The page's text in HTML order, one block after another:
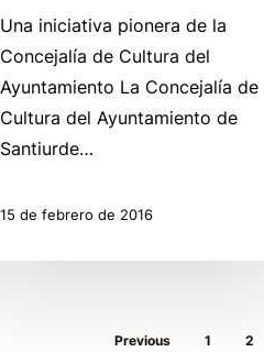
Una iniciativa pionera de la
Concejalía de Cultura del
Ayuntamiento La Concejalía de
Cultura del Ayuntamiento de
Santiurde…
15 de febrero de 2016
Previous 1 2